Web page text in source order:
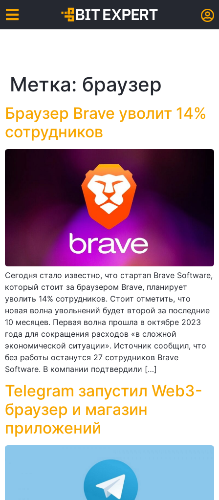
Метка: браузер
Браузер Brave уволит 14%
сотрудников
Сегодня стало известно, что стартап Brave Software,
который стоит за браузером Brave, планирует
уволить 14% сотрудников. Стоит отметить, что
новая волна увольнений будет второй за последние
10 месяцев. Первая волна прошла в октябре 2023
года для сокращения расходов «в сложной
экономической ситуации». Источник сообщил, что
без работы останутся 27 сотрудников Brave
Software. В компании подтвердили […]
Telegram запустил Web3-
браузер и магазин
приложений